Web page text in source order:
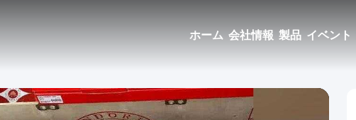
ホーム 会社情報 製品 イベント